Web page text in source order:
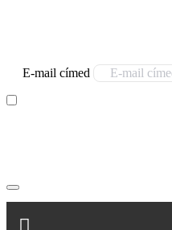
E-mail címed